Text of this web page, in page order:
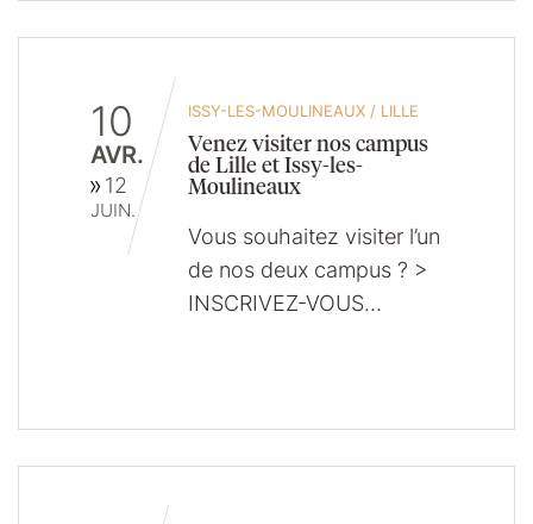
10
AVR.
12
JUIN.
ISSY-LES-MOULINEAUX/ LILLE
Venez visiter nos campus
de Lille et Issy-les-
Moulineaux
Vous souhaitez visiter l’un
de nos deux campus ? >
INSCRIVEZ-VOUS…